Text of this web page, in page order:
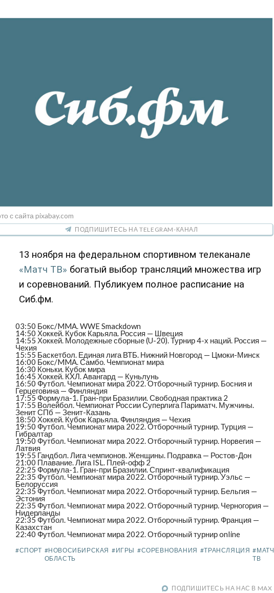
с сайта pixabay.com
ПОДПИШИТЕСЬ НА TELEGRAM-КАНАЛ
13 ноября на федеральном спортивном телеканале
«Матч ТВ» богатый выбор трансляций множества игр
и соревнований. Публикуем полное расписание на
Сиб.фм.
03:50 Бокс/MMA. WWE Smackdown
14:50 Хоккей. Кубок Карьяла. Россия — Швеция
14:55 Хоккей. Молодежные сборные (U-20). Турнир 4-х наций. Россия —
Чехия
15:55 Баскетбол. Единая лига ВТБ. Нижний Новгород — Цмоки-Минск
16:00 Бокс/MMA. Самбо. Чемпионат мира
16:30 Коньки. Кубок мира
16:45 Хоккей. КХЛ. Авангард — Куньлунь
16:50 Футбол. Чемпионат мира 2022. Отборочный турнир. Босния и
Герцеговина — Финляндия
17:55 Формула-1. Гран-при Бразилии. Свободная практика 2
17:55 Волейбол. Чемпионат России Суперлига Париматч. Мужчины.
Зенит СПб — Зенит-Казань
18:50 Хоккей. Кубок Карьяла. Финляндия — Чехия
19:50 Футбол. Чемпионат мира 2022. Отборочный турнир. Турция —
Гибралтар
19:50 Футбол. Чемпионат мира 2022. Отборочный турнир. Норвегия —
Латвия
19:55 Гандбол. Лига чемпионов. Женщины. Подравка — Ростов-Дон
21:00 Плавание. Лига ISL. Плей-офф 2
22:25 Формула-1. Гран-при Бразилии. Спринт-квалификация
22:35 Футбол. Чемпионат мира 2022. Отборочный турнир. Уэльс —
Белоруссия
22:35 Футбол. Чемпионат мира 2022. Отборочный турнир. Бельгия —
Эстония
22:35 Футбол. Чемпионат мира 2022. Отборочный турнир. Черногория —
Нидерланды
22:35 Футбол. Чемпионат мира 2022. Отборочный турнир. Франция —
Казахстан
22:40 Футбол. Чемпионат мира 2022. Отборочный турнир online
#СПОРТ #НОВОСИБИРСКАЯ
ОБЛАСТЬ
#ИГРЫ #СОРЕВНОВАНИЯ #ТРАНСЛЯЦИЯ #МАТЧ
ТВ
ПОДПИШИТЕСЬ НА НАС В MAX